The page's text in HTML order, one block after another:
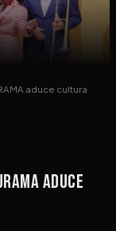
aduce cultura
aduce